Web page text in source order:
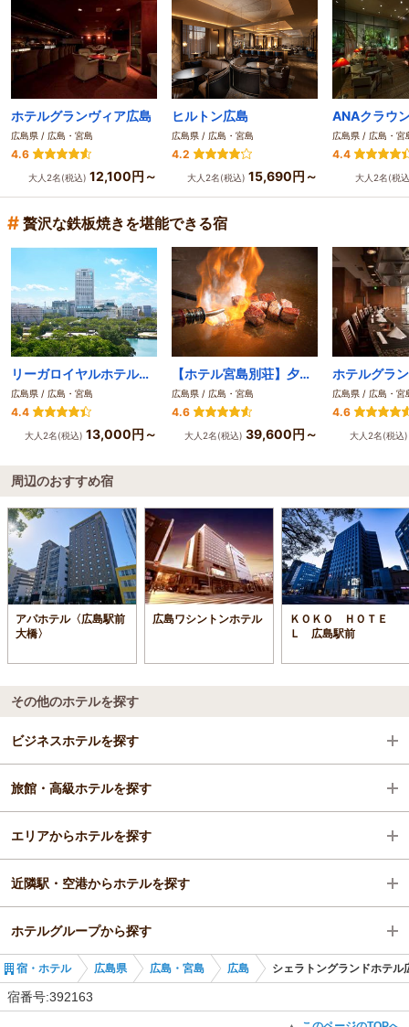
ホテルグランヴィア広島
広島県 / 広島・宮島
4.6
大人2名(税込) 12,100円～
ヒルトン広島
広島県 / 広島・宮島
4.2
大人2名(税込) 15,690円～
広島県 / 広島・宮
4.4
大人2名(税
# 贅沢な鉄板焼きを堪能できる宿
リーガロイヤルホテル広島
広島県 / 広島・宮島
4.4
大人2名(税込) 13,000円～
【ホテル宮島別荘】夕陽と海を望む畳温泉と、地産地消の欧風料理
広島県 / 広島・宮島
4.6
大人2名(税込) 39,600円～
ホテルグラ
広島県 / 広島・宮
4.6
大人2名(税込
周辺のおすすめ宿
アパホテル〈広島駅前
大橋〉
広島ワシントンホテル
ＫＯＫＯ ＨＯＴＥ
Ｌ 広島駅前
その他のホテルを探す
ビジネスホテルを探す
広島県
広島・宮島
広島
広島駅
旅館・高級ホテルを探す
広島県
エリアからホテルを探す
広島県
広島・宮島
広島
近隣駅・空港からホテルを探す
広島駅
広島駅
ホテルグループから探す
全国のオリエンタルホテルズ＆リゾーツ
宿・ホテル 広島県 広島・宮島 広島 シェラトングランドホテル
宿番号:392163